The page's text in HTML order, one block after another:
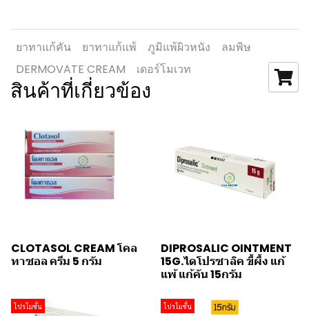
ยาทาแก้คัน ยาทาแก้แพ้ ภูมิแพ้ผิวหนัง
ลมพิษ
DERMOVATE CREAM
เดอร์โมเวท
สินค้าที่เกี่ยวข้อง
CLOTASOL CREAM โคล
ทาซอล ครีม 5 กรัม
DIPROSALIC OINTMENT
15G.ไดโปรซาลิค ขี้ผึ้ง แก้
แพ้ แก้คัน 15กรัม
โปรโมชั่น โปรโมชั่น